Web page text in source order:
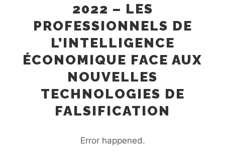
2022 – LES
PROFESSIONNELS DE
L’INTELLIGENCE
ÉCONOMIQUE FACE AUX
NOUVELLES
TECHNOLOGIES DE
FALSIFICATION
Error happened.